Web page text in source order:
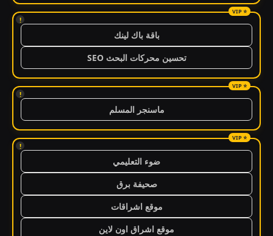
!
باقة باك لينك
تحسين محركات البحث SEO
!
ماسنجر المسلم
!
ضوء التعليمي
صحيفة برق
موقع اشراقات
موقع اشراق اون لاين